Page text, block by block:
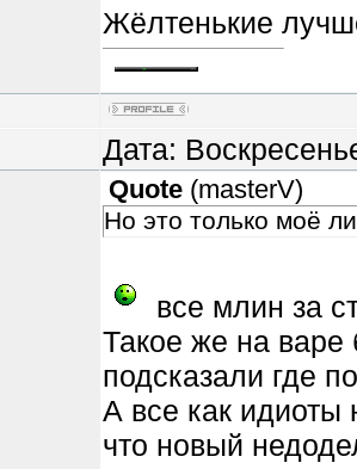
Жёлтенькие
Дата:
Quote (masterV)
Но это только моё
все млин за
Такое же на
подсказали где
А все как идиоты
что новый